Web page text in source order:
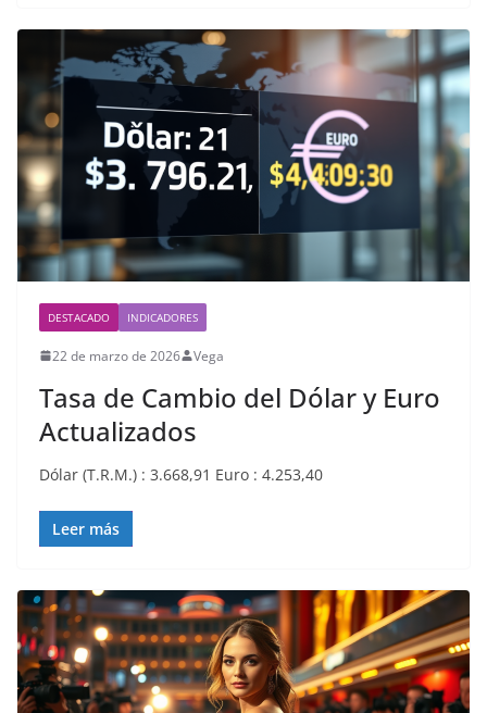
DESTACADO INDICADORES
22 de marzo de 2026 Vega
Tasa de Cambio del Dólar y Euro
Actualizados
Dólar (T.R.M.) : 3.668,91 Euro : 4.253,40
Leer más